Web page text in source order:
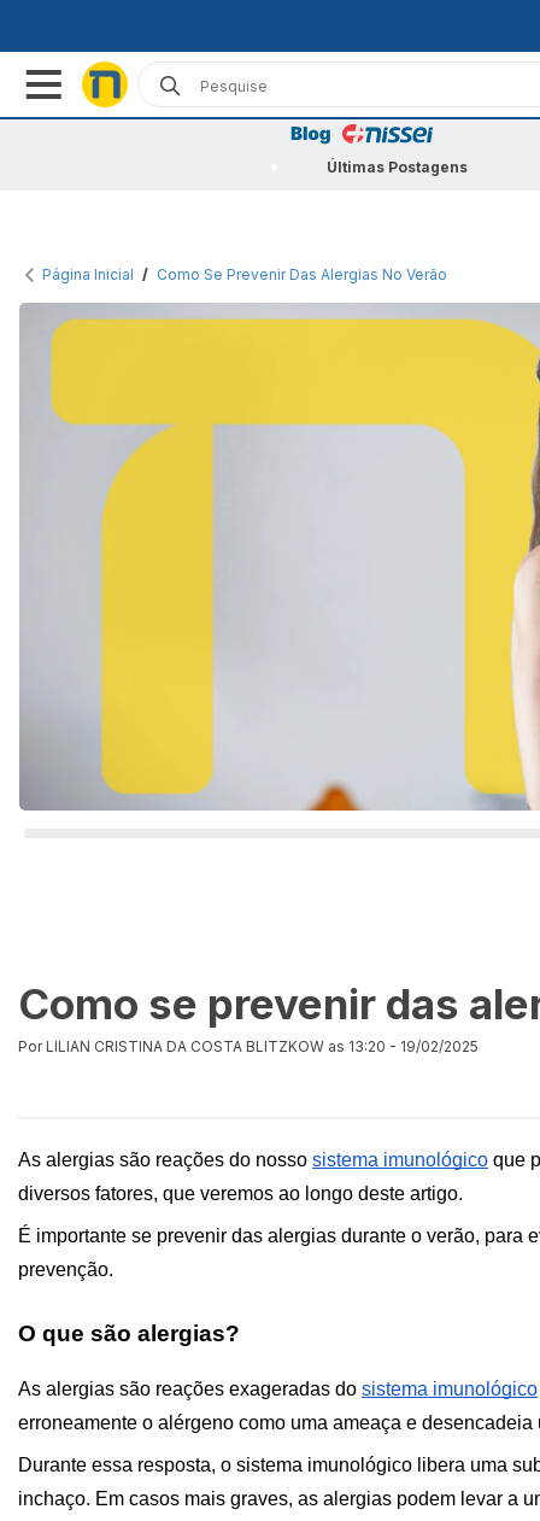
Últimas Postagens
Página Inicial / Como Se Prevenir Das Alergias No Verão
Como se prevenir das
Por LILIAN CRISTINA DA COSTA BLITZKOW as 13:20 - 19/02/2025
As alergias são reações do nosso sistema imunológico que
diversos fatores, que veremos ao longo deste artigo.
É importante se prevenir das alergias durante o verão,
prevenção.
O que são alergias?
As alergias são reações exageradas do sistema imunológico
erroneamente o alérgeno como uma ameaça e
Durante essa resposta, o sistema imunológico libera uma
inchaço. Em casos mais graves, as alergias podem levar a